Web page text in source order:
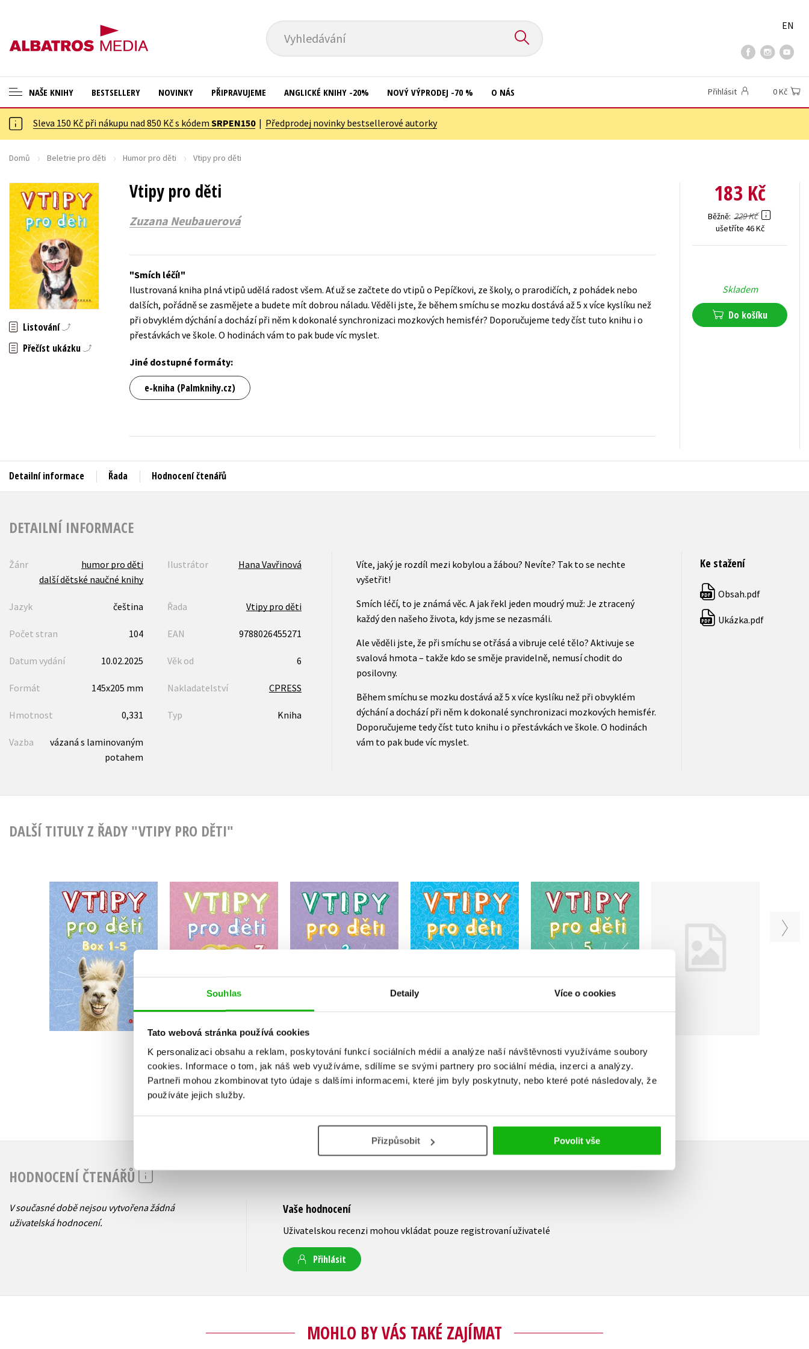
Souhlas Detaily Více o cookies
Tato webová stránka používá cookies
K personalizaci obsahu a reklam, poskytování funkcí sociálních médií a analýze naší návštěvnosti využíváme soubory
cookies. Informace o tom, jak náš web využíváme, sdílíme se svými partnery pro sociální média, inzerci a analýzy.
Partneři mohou zkombinovat tyto údaje s dalšími informacemi, které jim byly poskytnuty, nebo které poté následovaly, že
používáte jejich služby.
Přizpůsobit Povolit vše
Vyhledávání
EN
NAŠE KNIHY
ANGLICKÉ KNIHY -20 %
NOVÝ VÝPRODEJ -70 %
ASTERIX S DÁRKEM
🎁DÁRKOVÉ PUBLIKACE
✉️ DÁRKOVÉ POUKAZY
Auto - moto
Beletrie pro děti
Byznys a ekonomie
Cestování
Dárkové publikace
Digitální fotografie
Esoterika a duchovní svět
Hobby
Jazyky
Kalendáře
Kariéra a osobní rozvoj
Komiks
Populárně - naučné pro děti
Předškoláci
Příroda a zahrada
Young adult (SK)
Zahraniční literatura
BESTSELLERY NOVINKY PŘIPRAVUJEME ANGLICKÉ KNIHY -20% NOVÝ VÝPRODEJ -70 % O NÁS Přihlásit 0 Kč
Sleva 150 Kč při nákupu nad 850 Kč s kódem SRPEN150| Předprodej novinky bestsellerové autorky
Domů Beletrie pro děti Humor pro děti Vtipy pro děti
Vtipy pro děti
Zuzana Neubauerová
Listování
Přečíst ukázku
Smích léčí!
Ilustrovaná kniha plná vtipů udělá radost všem. Ať už se začtete do vtipů o Pepíčkovi, ze školy, o prarodičích, z pohádek nebo
dalších, pořádně se zasmějete a budete mít dobrou náladu. Věděli jste, že během smíchu se mozku dostává až 5 x více kyslíku než
při obvyklém dýchání a dochází při něm k dokonalé synchronizaci mozkových hemisfér? Doporučujeme tedy číst tuto knihu i o
přestávkách ve škole. O hodinách vám to pak bude víc myslet.
Jiné dostupné formáty:
e-kniha (Palmknihy.cz)
183 Kč
Běžně 229 Kč
ušetříte 46 Kč
Skladem
Do košíku
Detailní informace Řada Hodnocení čtenářů
DETAILNÍ INFORMACE
Žánr
humor pro děti
další dětské naučné knihy
Ilustrátor Hana Vavřinová
Jazyk čeština Řada Vtipy pro děti
Počet stran 104 EAN 9788026455271
Datum vydání 10.02.2025 Věk od 6
Formát 145x205 mm Nakladatelství CPRESS
Hmotnost 0,331 Typ Kniha
Vazba
vázaná s laminovaným
potahem
Víte, jaký je rozdíl mezi kobylou a žábou? Nevíte? Tak to se nechte
vyšetřit!
Smích léčí, to je známá věc. A jak řekl jeden moudrý muž: Je ztracený
každý den našeho života, kdy jsme se nezasmáli.
Ale věděli jste, že při smíchu se otřásá a vibruje celé tělo? Aktivuje se
svalová hmota – takže kdo se směje pravidelně, nemusí chodit do
posilovny.
Během smíchu se mozku dostává až 5 x více kyslíku než při obvyklém
dýchání a dochází při něm k dokonalé synchronizaci mozkových hemisfér.
Doporučujeme tedy číst tuto knihu i o přestávkách ve škole. O hodinách
vám to pak bude víc myslet.
Ke stažení
PDF Obsah.pdf
PDF Ukázka.pdf
DALŠÍ TITULY Z ŘADY "VTIPY PRO DĚTI"
Vtipy pro děti - box
Zuzana Neubauerová
Do košíku
890 Kč
712 Kč
Vtipy pro děti 7
Zuzana Neubauerová
Do košíku
Vtipy pro děti 3
Zuzana Neubauerová
Vtipy pro děti 2
Zuzana Neubauerová
Vtipy pro děti 5
Zuzana Neubauerová
HODNOCENÍ ČTENÁŘŮ
V současné době nejsou vytvořena žádná
uživatelská hodnocení.
Vaše hodnocení
Uživatelskou recenzi mohou vkládat pouze registrovaní uživatelé
Přihlásit
MOHLO BY VÁS TAKÉ ZAJÍMAT